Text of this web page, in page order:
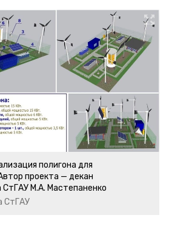
полигона для
проекта — декан
М.А. Мастепаненко
СтГАУ